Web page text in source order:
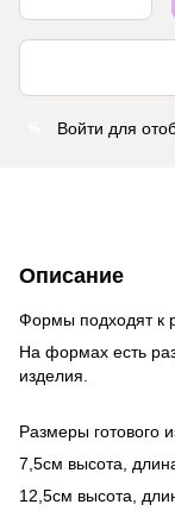
Войти для
Описание
Формы подходят к
На формах есть
изделия.
Размеры готового
7,5см высота,
12,5см высота,